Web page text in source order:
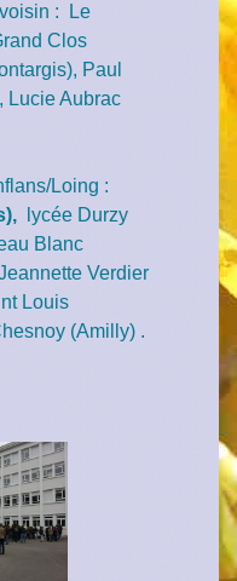
: Le
Clos
Paul
Lucie Aubrac
Loing :
lycée Durzy
Blanc
Verdier
Louis
(Amilly) .